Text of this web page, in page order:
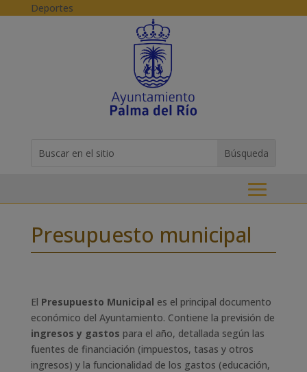
Skip to content
Deportes
for...
Presupuesto municipal
El Presupuesto Municipal es el principal documento
económico del Ayuntamiento. Contiene la previsión de
ingresos y gastos para el año, detallada según las
fuentes de financiación (impuestos, tasas y otros
ingresos) y la funcionalidad de los gastos (educación,